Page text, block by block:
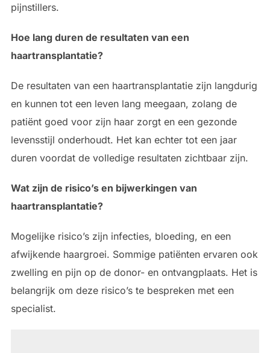
pijnstillers.
Hoe lang duren de resultaten van een
haartransplantatie?
De resultaten van een haartransplantatie zijn langdurig
en kunnen tot een leven lang meegaan, zolang de
patiënt goed voor zijn haar zorgt en een gezonde
levensstijl onderhoudt. Het kan echter tot een jaar
duren voordat de volledige resultaten zichtbaar zijn.
Wat zijn de risico’s en bijwerkingen van
haartransplantatie?
Mogelijke risico’s zijn infecties, bloeding, en een
afwijkende haargroei. Sommige patiënten ervaren ook
zwelling en pijn op de donor- en ontvangplaats. Het is
belangrijk om deze risico’s te bespreken met een
specialist.